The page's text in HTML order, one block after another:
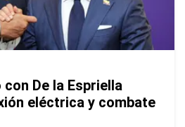
De la Espriella
eléctrica y combate